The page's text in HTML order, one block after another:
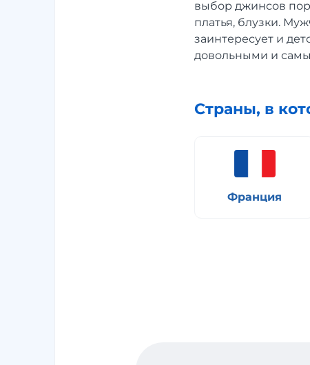
выбор джинсов
платья, блузки.
заинтересует и
довольными и
Страны, в
Франция